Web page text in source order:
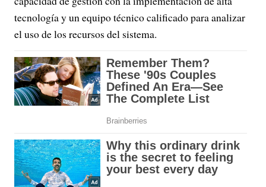
tecnología y un equipo técnico calificado para analizar
el uso de los recursos del sistema.